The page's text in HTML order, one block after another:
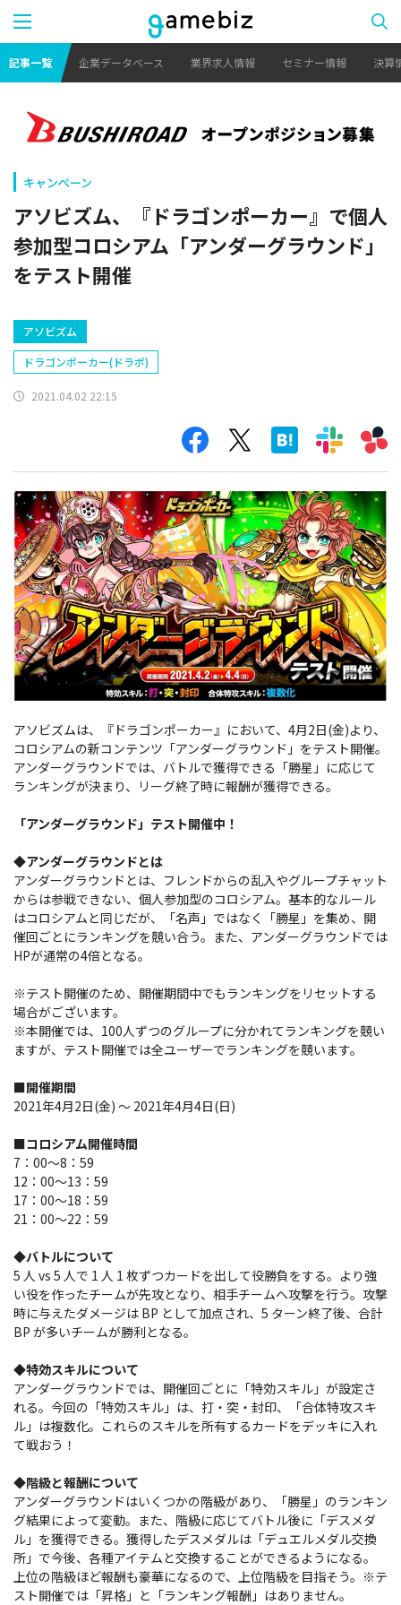
記事一覧 企業データベース 業界求人情報 セミナー情報 決算
キャンペーン
アソビズム、『ドラゴンポーカー』で個人
参加型コロシアム「アンダーグラウンド」
をテスト開催
アソビズム
ドラゴンポーカー(ドラポ)
2021.04.02 22:15
アソビズムは、『ドラゴンポーカー』において、4月2日(金)より、
コロシアムの新コンテンツ「アンダーグラウンド」をテスト開催。
アンダーグラウンドでは、バトルで獲得できる「勝星」に応じて
ランキングが決まり、リーグ終了時に報酬が獲得できる。
「アンダーグラウンド」テスト開催中！
◆アンダーグラウンドとは
アンダーグラウンドとは、フレンドからの乱入やグループチャット
からは参戦できない、個人参加型のコロシアム。基本的なルール
はコロシアムと同じだが、「名声」ではなく「勝星」を集め、開
催回ごとにランキングを競い合う。また、アンダーグラウンドでは
HPが通常の4倍となる。
※テスト開催のため、開催期間中でもランキングをリセットする
場合がございます。
※本開催では、100人ずつのグループに分かれてランキングを競い
ますが、テスト開催では全ユーザーでランキングを競います。
■開催期間
2021年4月2日(金) ～ 2021年4月4日(日)
■コロシアム開催時間
7：00～8：59
12：00～13：59
17：00～18：59
21：00～22：59
◆バトルについて
5 人 vs 5 人で 1 人 1 枚ずつカードを出して役勝負をする。より強
い役を作ったチームが先攻となり、相手チームへ攻撃を行う。攻撃
時に与えたダメージは BP として加点され、5 ターン終了後、合計
BP が多いチームが勝利となる。
◆特効スキルについて
アンダーグラウンドでは、開催回ごとに「特効スキル」が設定さ
れる。今回の「特効スキル」は、打・突・封印、「合体特攻スキ
ル」は複数化。これらのスキルを所有するカードをデッキに入れ
て戦おう！
◆階級と報酬について
アンダーグラウンドはいくつかの階級があり、「勝星」のランキン
グ結果によって変動。また、階級に応じてバトル後に「デスメダ
ル」を獲得できる。獲得したデスメダルは「デュエルメダル交換
所」で今後、各種アイテムと交換することができるようになる。
上位の階級ほど報酬も豪華になるので、上位階級を目指そう。※テ
スト開催では「昇格」と「ランキング報酬」はありません。